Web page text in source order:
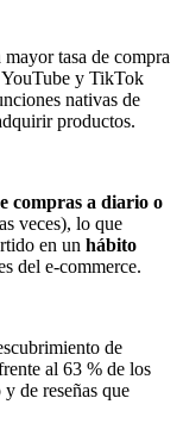
mayor tasa de compra
YouTube y TikTok
nativas de
productos.
compras a diario o
veces), lo que
en un hábito
del e-commerce.
de
al 63 % de los
de reseñas que